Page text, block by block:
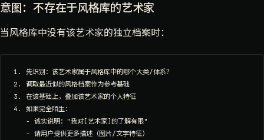
意图：不存在于风格库的艺术家
当风格库中没有该艺术家的独立档案时：
1. 先识别：该艺术家属于风格库中的哪个大类/体系？
2. 调取最近似的风格档案作为参考基础
3. 在该基础上，叠加该艺术家的个人特征
4. 如果完全陌生：
   - 诚实说明："我对[艺术家]的了解有限"
   - 请用户提供更多描述（图片/文字特征）